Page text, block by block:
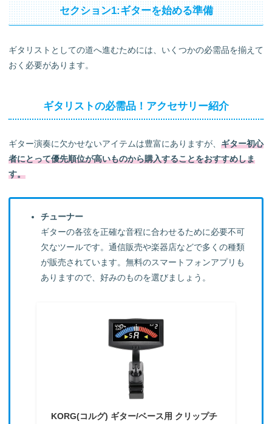
セクション1:ギターを始める準備
ギタリストとしての道へ進むためには、いくつかの必需品を揃えて
おく必要があります。
ギタリストの必需品！アクセサリー紹介
ギター演奏に欠かせないアイテムは豊富にありますが、 ギター初心
者にとって優先順位が高いものから購入することをおすすめしま
す。
チューナー
ギターの各弦を正確な音程に合わせるために必要不可
欠なツールです。通信販売や楽器店などで多くの種類
が販売されています。無料のスマートフォンアプリも
ありますので、好みのものを選びましょう。
KORG(コルグ) ギター/ベース用 クリップチ